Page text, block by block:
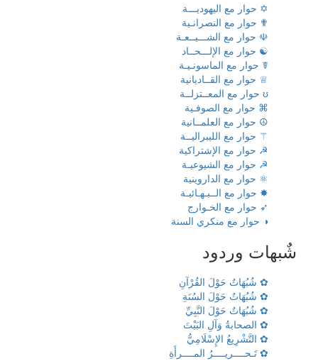
✡ حوار مع اليهوديـــة
✟ حوار مع النصرانـية
☫ حوار مع الشـــيــعـة
☯ حوار مع الإلـــحــاد
☤ حوار مع الماسونـيـة
♕ حوار مع القــاديانية
ʊ حوار مع المعــتزلــة
⌘ حوار مع الصوفـية
☮ حوار مع العلمــانية
⚚ حوار مع الليبراليــة
☭ حوار مع الإشتراكية
☭ حوار مع الشيوعيـة
⚛ حوار مع الداروينية
✸ حوار مع الــبـهـائيـة
➶ حوار مع الخـوارج
◑ حوار مع منكري السنة
شٌبهات وردود
✿ شُبُهَاتٌ حَوْلَ القُرْآنِ
✿ شُبُهَاتٌ حَوْلَ السُنَةِ
✿ شُبُهَاتٌ حَوْلَ النَّبِيِّ
✿ الصحابةُ وَآلِ البَيْتَ
✿ التَّشْرِيعُ الإِسْلَامِيُّ
✿ تَـحــــريــــرُ المــــرأَةِ